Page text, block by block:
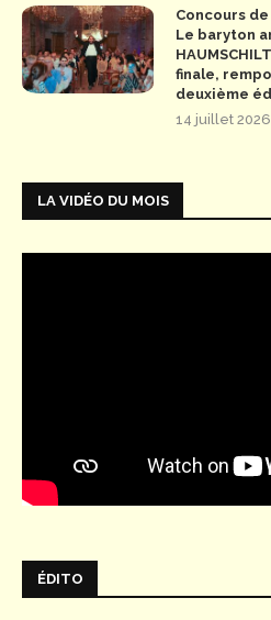
Concours de
Le baryton
finale,
deuxième
14 juillet 2026
LA VIDÉO DU MOIS
ÉDITO